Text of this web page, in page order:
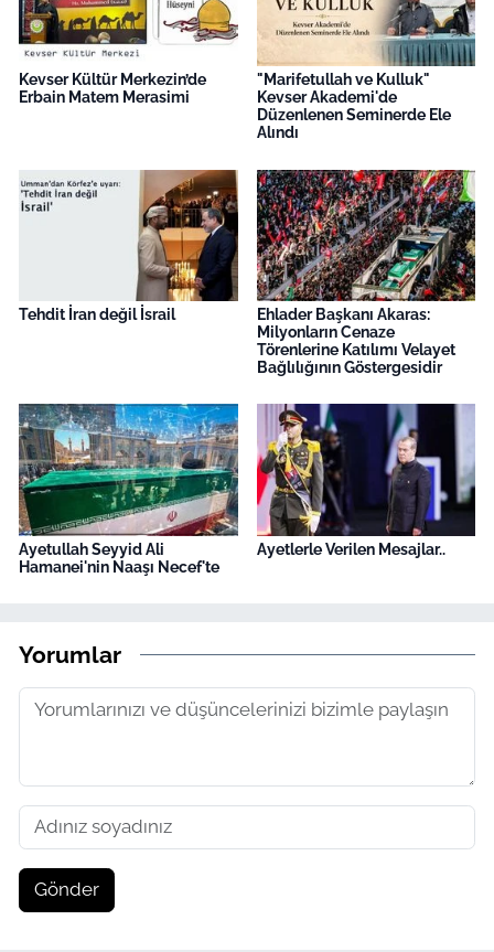
Kevser Kültür Merkezin’de
Erbain Matem Merasimi
"Marifetullah ve Kulluk"
Kevser Akademi'de
Düzenlenen Seminerde Ele
Alındı
Tehdit İran değil İsrail
Ehlader Başkanı Akaras:
Milyonların Cenaze
Törenlerine Katılımı Velayet
Bağlılığının Göstergesidir
Ayetullah Seyyid Ali
Hamanei'nin Naaşı Necef'te
Ayetlerle Verilen Mesajlar..
Yorumlar
Gönder